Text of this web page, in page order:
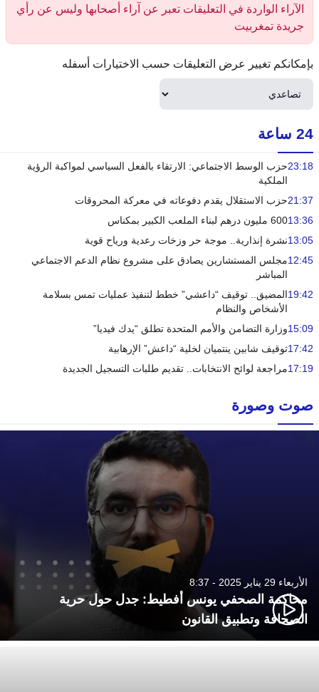
الآراء الواردة في التعليقات تعبر عن آراء أصحابها وليس عن رأي
جريدة تمغربيت
بإمكانكم تغيير عرض التعليقات حسب الاختيارات أسفله
24 ساعة
23:18حزب الوسط الاجتماعي: الارتقاء بالفعل السياسي لمواكبة الرؤية
الملكية
21:37حزب الاستقلال يقدم دفوعاته في معركة المحروقات
13:36600 مليون درهم لبناء الملعب الكبير بمكناس
13:05نشرة إنذارية.. موجة حر وزخات رعدية ورياح قوية
12:45مجلس المستشارين يصادق على مشروع نظام الدعم الاجتماعي
المباشر
19:42المضيق.. توقيف “داعشي” خطط لتنفيذ عمليات تمس بسلامة
الأشخاص والنظام
15:09وزارة التضامن والأمم المتحدة تطلق “يدك فيديا”
17:42توقيف شابين ينتميان لخلية “داعش” الإرهابية
17:19مراجعة لوائح الانتخابات.. تقديم طلبات التسجيل الجديدة
صوت وصورة
الأربعاء 29 يناير 2025 - 8:37
محاكمة الصحفي يونس أفطيط: جدل حول حرية
الصحافة وتطبيق القانون